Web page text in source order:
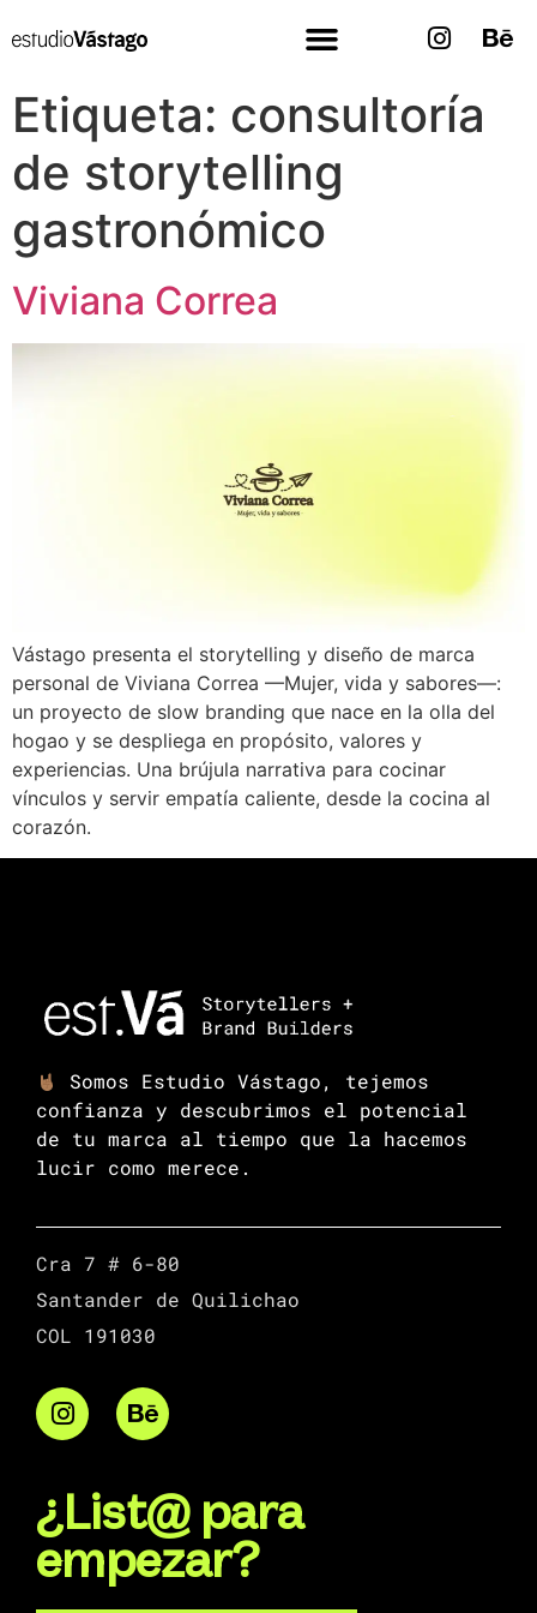
Etiqueta: consultoría
de storytelling
gastronómico
Viviana Correa
Vástago presenta el storytelling y diseño de marca
personal de Viviana Correa —Mujer, vida y sabores—:
un proyecto de slow branding que nace en la olla del
hogao y se despliega en propósito, valores y
experiencias. Una brújula narrativa para cocinar
vínculos y servir empatía caliente, desde la cocina al
corazón.
Somos Estudio Vástago, tejemos
confianza y descubrimos el potencial
de tu marca al tiempo que la hacemos
lucir como merece.
Cra 7 # 6-80
Santander de Quilichao
COL 191030
¿List@ para
empezar?